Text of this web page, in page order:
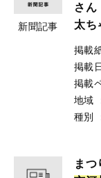
新聞記事
さ
太ち
掲載
掲載
掲載
地域
種別
ま